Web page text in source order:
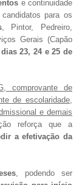
e continuidade
para os
, Pintor, Pedreiro,
Gerais (Capão
23, 24 e 25 de
comprovante de
de escolaridade,
e demais
reforça que a
a efetivação da
, podendo ser